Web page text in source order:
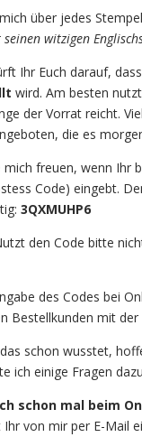
über jedes
witzigen
Ihr Euch darauf, dass
wird. Am besten
der Vorrat reicht.
die es
mich freuen, wenn Ihr
Code) eingebt.
3QXMUHP6
den Code bitte
des Codes bei
Bestellkunden mit
schon wusstet,
ich einige Fragen
schon mal beim
von mir per E-Mail